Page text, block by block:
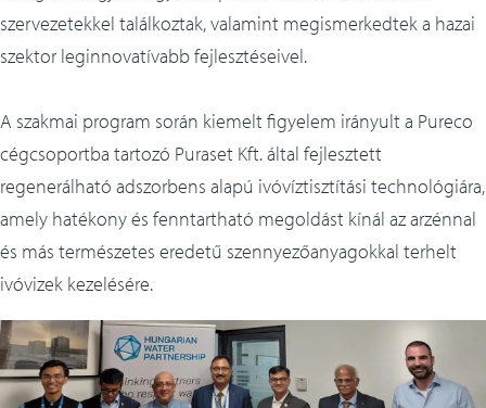
szervezetekkel találkoztak, valamint megismerkedtek a hazai
szektor leginnovatívabb fejlesztéseivel.
A szakmai program során kiemelt figyelem irányult a Pureco
cégcsoportba tartozó Puraset Kft. által fejlesztett
regenerálható adszorbens alapú ivóvíztisztítási technológiára,
amely hatékony és fenntartható megoldást kínál az arzénnal
és más természetes eredetű szennyezőanyagokkal terhelt
ivóvizek kezelésére.